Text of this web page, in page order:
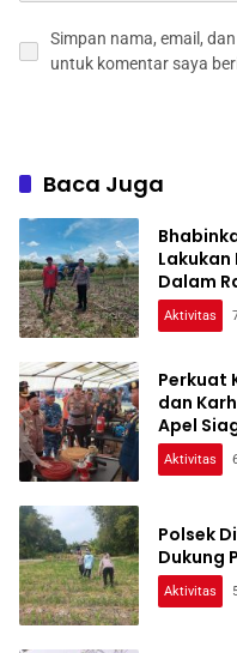
Simpan nama, email,
untuk komentar saya
Baca Juga
Dalam
Pangan
Aktivitas
Perkuat
dan
Apel
Aktivitas
Polsek
Dukung
Aktivitas